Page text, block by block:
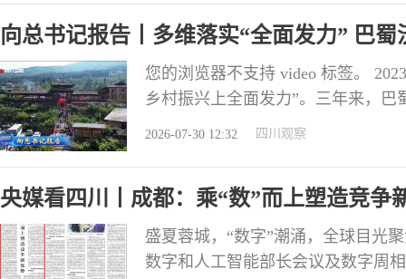
向总书记报告丨多维落实“全面发力” 巴蜀
您的浏览器不支持 video 标签。
乡村振兴上全面发力”。三年来，
标，在产业发展、乡村建设、乡村
2026-07-30 12:32 四川观察
央媒看四川丨成都：乘“数”而上塑造竞争
盛夏蓉城，“数字”潮涌，全球目光
数字和人工智能部长会议及数字周